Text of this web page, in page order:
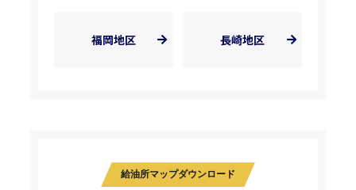
福岡地区 長崎地区
給油所マップダウンロード